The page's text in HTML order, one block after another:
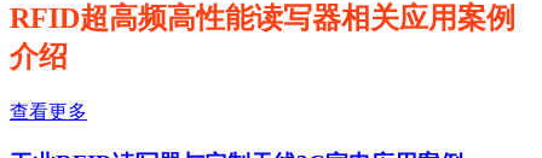
RFID超高频高性能读写器相关应用案例
介绍
查看更多